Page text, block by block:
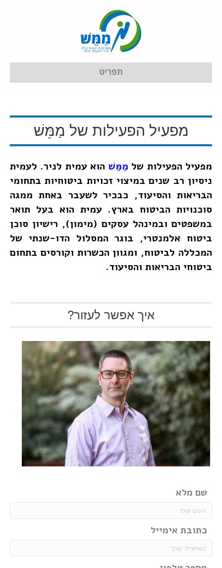
תפריט
מפעיל הפעילות של מַמֵּשׁ
מפעיל הפעילות של מַמֵּשׁ הוא עמית לניר. לעמית
ניסיון רב שנים במיצוי זכויות ביטוחיות בתחומי
הבריאות והסיעוד, כבכיר לשעבר באחת ממגה
סוכנויות הביטוח בארץ. עמית הוא בעל תואר
במשפטים ובמינהל עסקים (מימון), רישיון סוכן
ביטוח אלמנטרי, בוגר המסלול הדו-שנתי של
המכללה לביטוח, ומגוון הכשרות וקורסים בתחום
ביטוחי הבריאות והסיעוד.
איך אפשר לעזור?
שם מלא
כתובת אימייל